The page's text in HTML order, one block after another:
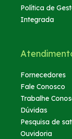
Política de
Integrada
Fornecedores
Fale Conosco
Trabalhe
Dúvidas
Pesquisa de
Ouvidoria